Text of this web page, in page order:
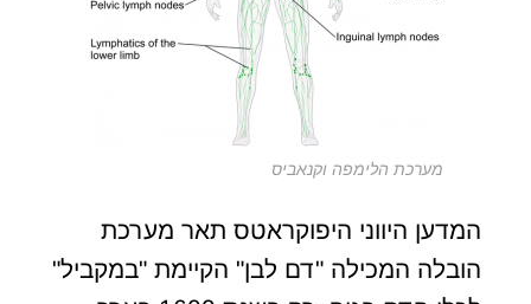
מערכת הלימפה וקנאביס
המדען היווני היפוקראטס תאר מערכת
הובלה המכילה "דם לבן" הקיימת "במקביל"